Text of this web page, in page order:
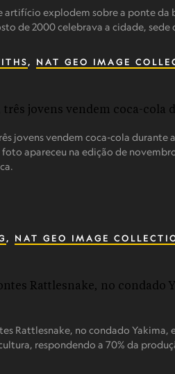
explodem sobre a ponte da
de 2000 celebrava a cidade, sede
, NAT GEO IMAGE
jovens vendem coca-cola durante
apareceu na edição de
, NAT GEO IMAGE
Rattlesnake, no condado Yakima,
respondendo a 70% da